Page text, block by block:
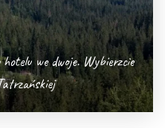
we dwoje. Wybierzcie